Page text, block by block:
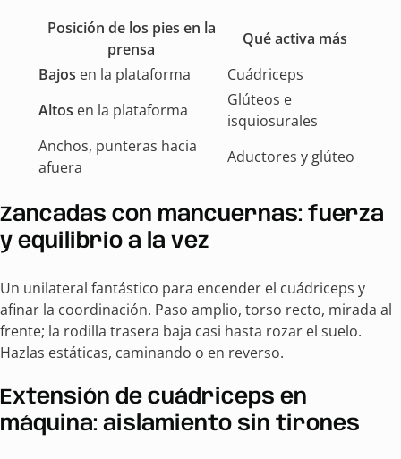
Posición de los pies en la
prensa
Qué activa más
Bajos en la plataforma
Cuádriceps
Altos en la plataforma
Glúteos e
isquiosurales
Anchos, punteras hacia
afuera
Aductores y glúteo
Zancadas con mancuernas: fuerza
y equilibrio a la vez
Un unilateral fantástico para encender el cuádriceps y
afinar la coordinación. Paso amplio, torso recto, mirada al
frente; la rodilla trasera baja casi hasta rozar el suelo.
Hazlas estáticas, caminando o en reverso.
Extensión de cuádriceps en
máquina: aislamiento sin tirones